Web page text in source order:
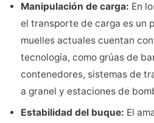
Manipulación de carga: En
el transporte de carga es un
muelles actuales cuentan
tecnología, como grúas de
contenedores, sistemas de
a granel y estaciones de
Estabilidad del buque: El